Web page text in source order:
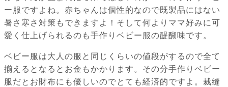
ー服ですよね。赤ちゃんは個性的なので既製品にはない
暑さ寒さ対策もできますよ！そして何よりママ好みに可
愛く仕上げられるのも手作りベビー服の醍醐味です。
ベビー服は大人の服と同じくらいの値段がするので全て
揃えるとなるとお金もかかります。その分手作りベビー
服だとお財布にも優しいのでとても経済的ですよ。裁縫